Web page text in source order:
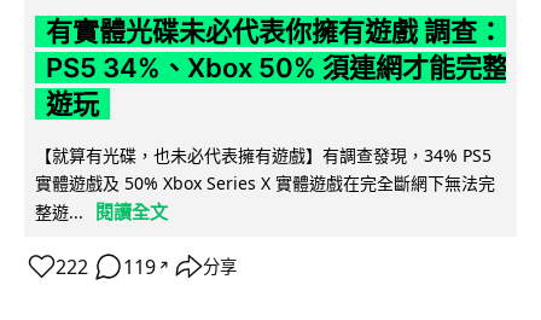
有實體光碟未必代表你擁有遊戲 調查：
PS5 34%、Xbox 50% 須連網才能完整
遊玩
【就算有光碟，也未必代表擁有遊戲】有調查發現，34% PS5
實體遊戲及 50% Xbox Series X 實體遊戲在完全斷網下無法完
整遊...
閱讀全文
222 119 ↗ 分享